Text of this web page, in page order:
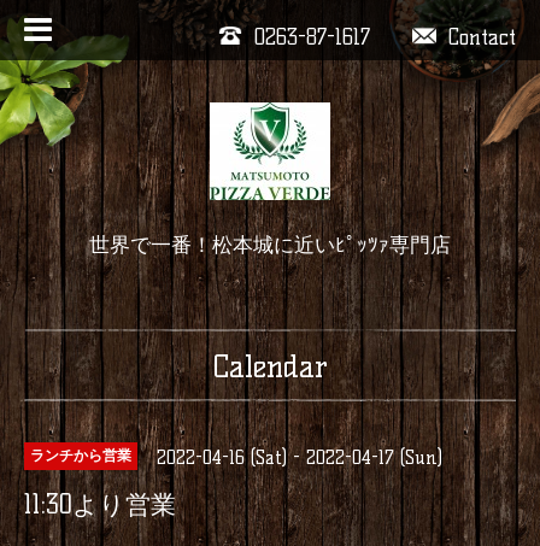
Contact
0263-87-1617
世界で一番！松本城に近いﾋﾟｯﾂｧ専門店
Calendar
ランチから営業 2022-04-16 (Sat) - 2022-04-17 (Sun)
11:30より営業